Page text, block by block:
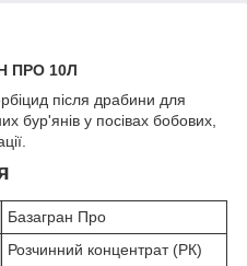
ПРО 10Л
після драбини для
бур'янів у посівах бобових,
Базагран Про
Розчинний концентрат (РК)